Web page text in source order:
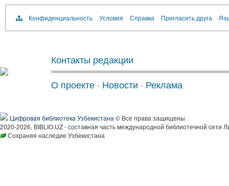
Конфиденциальность Условия Справка Пригласить друга
Контакты редакции
О проекте · Новости · Реклама
Цифровая библиотека Узбекистана © Все права защищены
2020-2026, BIBLIO.UZ - составная часть международной библиотечной сети
Сохраняя наследие Узбекистана